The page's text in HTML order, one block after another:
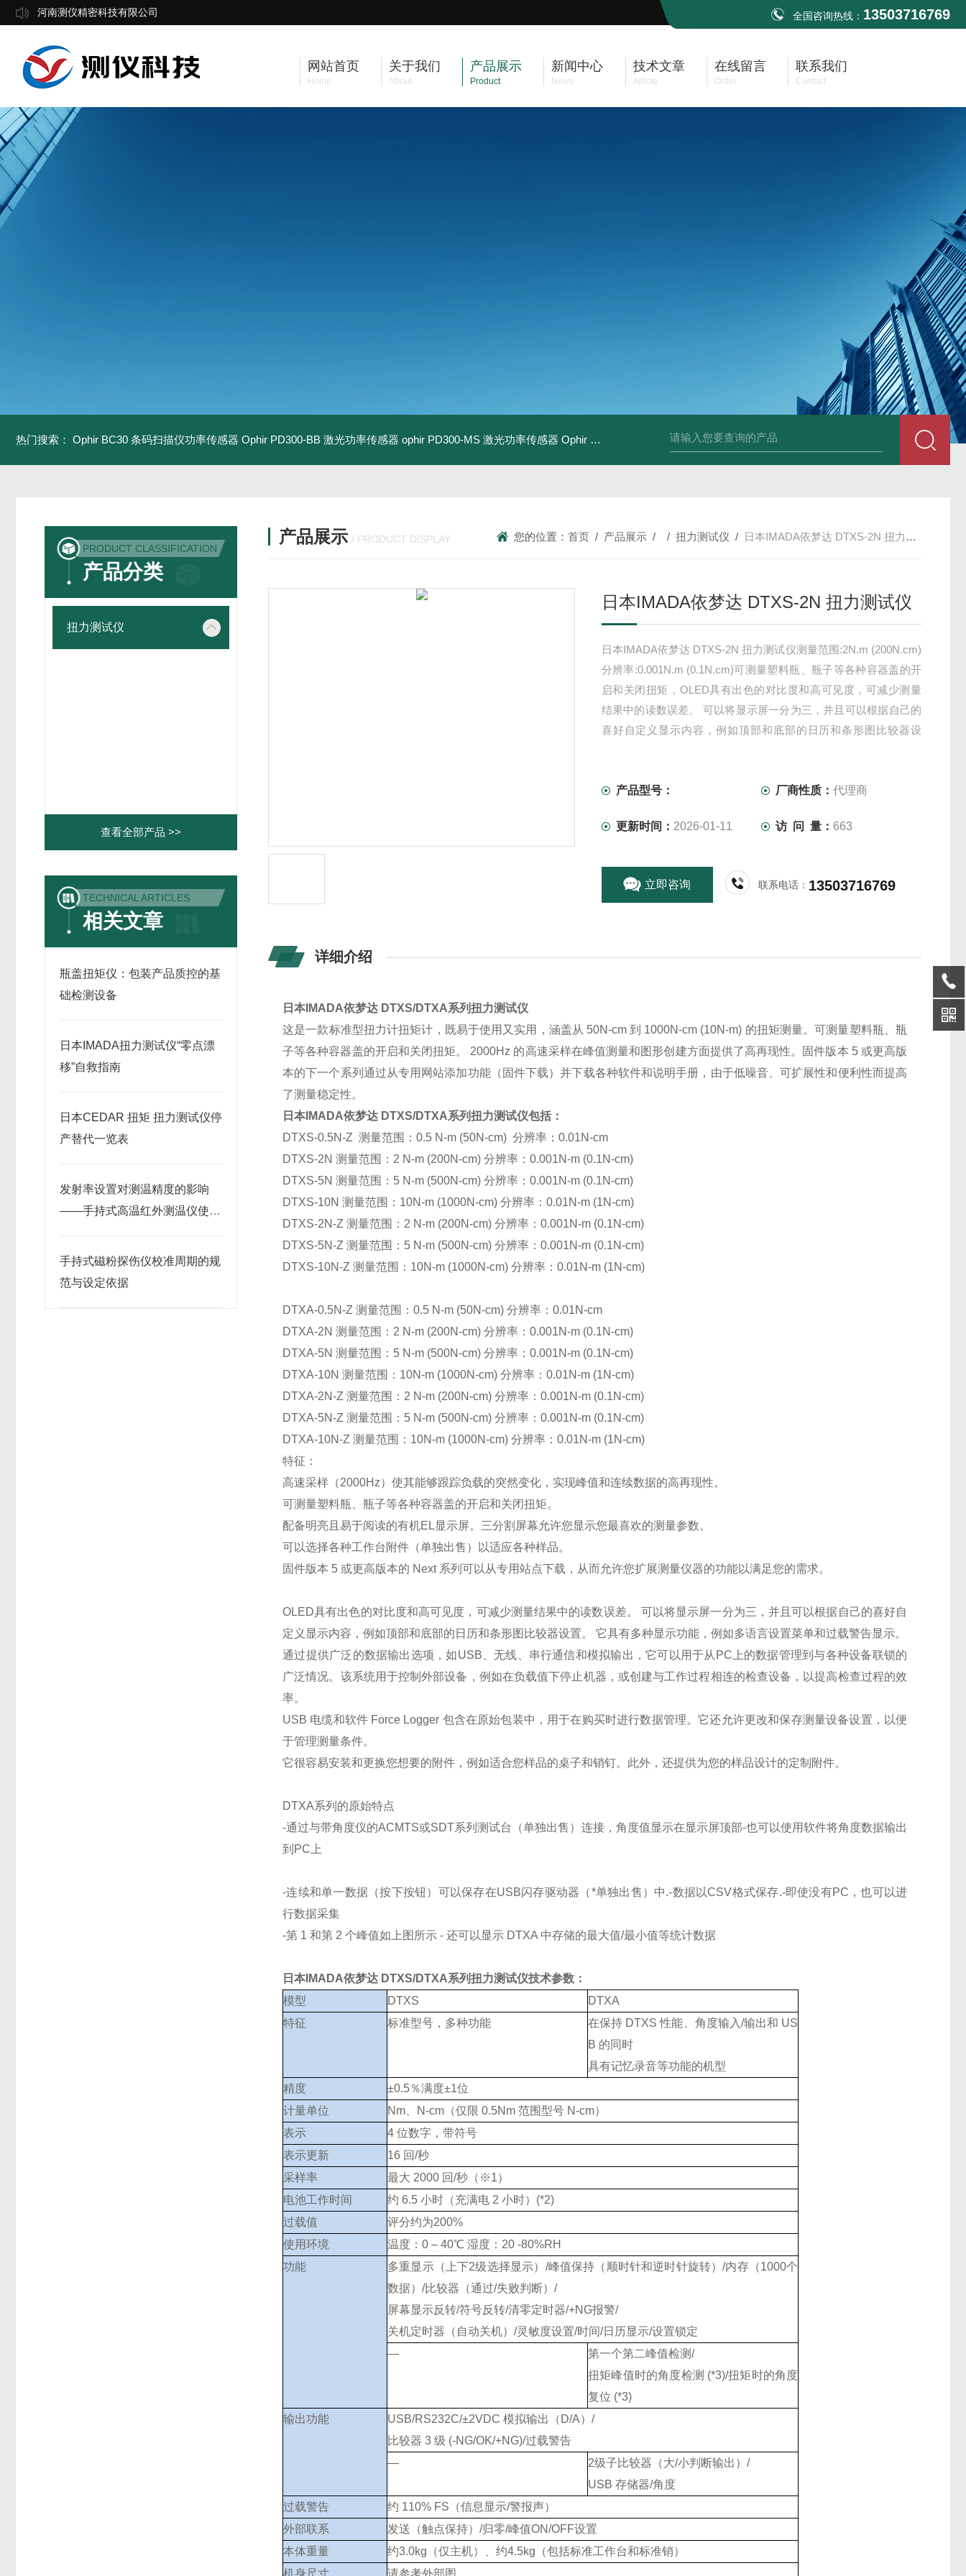
河南测仪精密科技有限公司 全国咨询热线： 13503716769
网站首页
Home
关于我们
About
产品展示
Product
新闻中心
News
技术文章
Article
在线留言
Order
联系我们
Contact
热门搜索： Ophir BC30 条码扫描仪功率传感器 Ophir PD300-BB 激光功率传感器 ophir PD300-MS 激光功率传感器 Ophir PD300R-3W 激光功率传感器 Ophir PD300R 激光功率传感器 Ophir PD300-
PRODUCT CLASSIFICATION
产品分类
扭力测试仪
查看全部产品 >>
TECHNICAL ARTICLES
相关文章
瓶盖扭矩仪：包装产品质控的基
础检测设备
日本IMADA扭力测试仪“零点漂
移”自救指南
日本CEDAR 扭矩 扭力测试仪停
产替代一览表
发射率设置对测温精度的影响
——手持式高温红外测温仪使用
手持式磁粉探伤仪校准周期的规
范与设定依据
产品展示 / PRODUCT DISPLAY 您的位置：首页 / 产品展示 / /扭力测试仪 / 日本IMADA依梦达 DTXS-2N 扭力测试仪
日本IMADA依梦达 DTXS-2N 扭力测试仪
日本IMADA依梦达 DTXS-2N 扭力测试仪测量范围:2N.m (200N.cm)
分辨率:0.001N.m (0.1N.cm)可测量塑料瓶、瓶子等各种容器盖的开
启和关闭扭矩，OLED具有出色的对比度和高可见度，可减少测量
结果中的读数误差。 可以将显示屏一分为三，并且可以根据自己的
喜好自定义显示内容，例如顶部和底部的日历和条形图比较器设
产品型号： 厂商性质：代理商
更新时间： 2026-01-11 访 问 量： 663
立即咨询 联系电话： 13503716769
详细介绍
日本IMADA依梦达 DTXS/DTXA系列扭力测试仪
这是一款标准型扭力计扭矩计，既易于使用又实用，涵盖从 50N-cm 到 1000N-cm (10N-m) 的扭矩测量。可测量塑料瓶、瓶
子等各种容器盖的开启和关闭扭矩。 2000Hz 的高速采样在峰值测量和图形创建方面提供了高再现性。固件版本 5 或更高版
本的下一个系列通过从专用网站添加功能（固件下载）并下载各种软件和说明手册，由于低噪音、可扩展性和便利性而提高
了测量稳定性。
日本IMADA依梦达 DTXS/DTXA系列扭力测试仪包括：
DTXS-0.5N-Z 测量范围：0.5 N-m (50N-cm) 分辨率：0.01N-cm
DTXS-2N 测量范围：2 N-m (200N-cm) 分辨率：0.001N-m (0.1N-cm)
DTXS-5N 测量范围：5 N-m (500N-cm) 分辨率：0.001N-m (0.1N-cm)
DTXS-10N 测量范围：10N-m (1000N-cm) 分辨率：0.01N-m (1N-cm)
DTXS-2N-Z测量范围： 2 N-m (200N-cm) 分辨率：0.001N-m (0.1N-cm)
DTXS-5N-Z测量范围：5 N-m (500N-cm) 分辨率：0.001N-m (0.1N-cm)
DTXS-10N-Z 测量范围：10N-m (1000N-cm) 分辨率：0.01N-m (1N-cm)
DTXA-0.5N-Z 测量范围：0.5 N-m (50N-cm)分辨率：0.01N-cm
DTXA-2N测量范围：2 N-m (200N-cm)分辨率：0.001N-m (0.1N-cm)
DTXA-5N测量范围：5 N-m (500N-cm)分辨率：0.001N-m (0.1N-cm)
DTXA-10N测量范围：10N-m (1000N-cm)分辨率：0.01N-m (1N-cm)
DTXA-2N-Z 测量范围： 2 N-m (200N-cm)分辨率：0.001N-m (0.1N-cm)
DTXA-5N-Z 测量范围：5 N-m (500N-cm)分辨率：0.001N-m (0.1N-cm)
DTXA-10N-Z测量范围：10N-m (1000N-cm)分辨率：0.01N-m (1N-cm)
特征：
高速采样（2000Hz）使其能够跟踪负载的突然变化，实现峰值和连续数据的高再现性。
可测量塑料瓶、瓶子等各种容器盖的开启和关闭扭矩。
配备明亮且易于阅读的有机EL显示屏。三分割屏幕允许您显示您最喜欢的测量参数。
可以选择各种工作台附件（单独出售）以适应各种样品。
固件版本 5 或更高版本的 Next 系列可以从专用站点下载，从而允许您扩展测量仪器的功能以满足您的需求。
OLED具有出色的对比度和高可见度，可减少测量结果中的读数误差。 可以将显示屏一分为三，并且可以根据自己的喜好自
定义显示内容，例如顶部和底部的日历和条形图比较器设置。 它具有多种显示功能，例如多语言设置菜单和过载警告显示。
通过提供广泛的数据输出选项，如USB、无线、串行通信和模拟输出，它可以用于从PC上的数据管理到与各种设备联锁的
广泛情况。该系统用于控制外部设备，例如在负载值下停止机器，或创建与工作过程相连的检查设备，以提高检查过程的效
率。
USB 电缆和软件 Force Logger 包含在原始包装中，用于在购买时进行数据管理。它还允许更改和保存测量设备设置，以便
于管理测量条件。
它很容易安装和更换您想要的附件，例如适合您样品的桌子和销钉。此外，还提供为您的样品设计的定制附件。
DTXA系列的原始特点
-通过与带角度仪的ACMTS或SDT系列测试台（单独出售）连接，角度值显示在显示屏顶部-也可以使用软件将角度数据输出
到PC上
-连续和单一数据（按下按钮）可以保存在USB闪存驱动器（*单独出售）中.-数据以CSV格式保存.-即使没有PC，也可以进
行数据采集
-第 1 和第 2 个峰值如上图所示 - 还可以显示 DTXA 中存储的最大值/最小值等统计数据
日本IMADA依梦达 DTXS/DTXA系列扭力测试仪技术参数：
模型
DTXS
DTXA
特征
标准型号，多种功能
在保持 DTXS 性能、角度输入/输出和 US
B 的同时
具有记忆录音等功能的机型
精度
±0.5％满度±1位
计量单位
Nm、N-cm（仅限 0.5Nm 范围型号 N-cm）
表示
4 位数字，带符号
表示更新
16 回/秒
采样率
最大 2000 回/秒（※1）
电池工作时间
约 6.5 小时（充满电 2 小时）(*2)
过载值
评分约为200%
使用环境
温度：0 – 40℃ 湿度：20 -80%RH
功能
多重显示（上下2级选择显示）/峰值保持（顺时针和逆时针旋转）/内存（1000个
数据）/比较器（通过/失败判断）/
屏幕显示反转/符号反转/清零定时器/+NG报警/
关机定时器（自动关机）/灵敏度设置/时间/日历显示/设置锁定
—
第一个第二峰值检测/
扭矩峰值时的角度检测 (*3)/扭矩时的角度
复位 (*3)
输出功能
USB/RS232C/±2VDC 模拟输出（D/A）/
比较器 3 级 (-NG/OK/+NG)/过载警告
—
2级子比较器（大/小判断输出）/
USB 存储器/角度
过载警告
约 110% FS（信息显示/警报声）
外部联系
发送（触点保持）/归零/峰值ON/OFF设置
本体重量
约3.0kg（仅主机）、约4.5kg（包括标准工作台和标准销）
机身尺寸
请参考外部图